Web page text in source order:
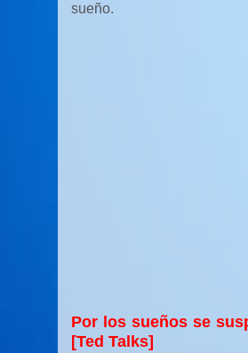
sueño.
Por los sueños se
[Ted Talks]